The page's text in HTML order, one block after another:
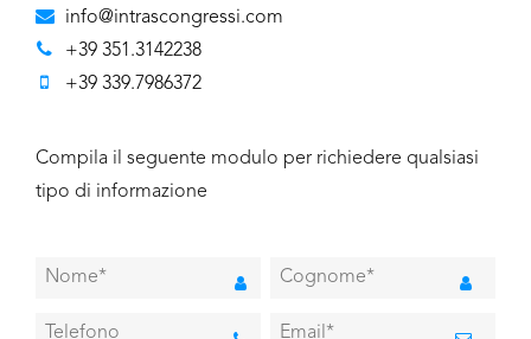
info@intrascongressi.com
+39 351.3142238
+39 339.7986372
Compila il seguente modulo per richiedere qualsiasi
tipo di informazione